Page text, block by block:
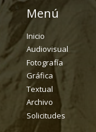
Menú
Inicio
Audiovisual
Fotografía
Gráfica
Textual
Archivo
Solicitudes